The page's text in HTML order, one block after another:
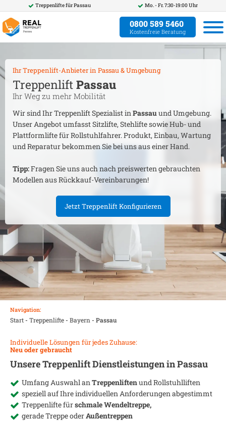
Treppenlifte fürPassau Mo. - Fr. 7:30-19:00 Uhr
0800 589 5460
Kostenfreie Beratung
Ihr Treppenlift-Anbieter in Passau& Umgebung
Treppenlift Passau
Ihr Weg zu mehr Mobilität
Wir sind Ihr Treppenlift Spezialist inPassauund Umgebung.
Unser Angebot umfasst Sitzlifte, Stehlifte sowie Hub- und
Plattformlifte für Rollstuhlfahrer. Produkt, Einbau, Wartung
und Reparatur bekommen Sie bei uns aus einer Hand.
Tipp:Fragen Sie uns auch nach preiswerten gebrauchten
Modellen aus Rückkauf-Vereinbarungen!
Jetzt Treppenlift Konfigurieren
Navigation:
Start- Treppenlifte- Bayern - Passau
Individuelle Lösungen für jedes Zuhause:
Neu oder gebraucht
Unsere Treppenlift Dienstleistungen inPassau
Umfang Auswahl anTreppenliftenund Rollstuhlliften
speziell auf Ihre individuellen Anforderungen abgestimmt
Treppenlifte fürschmale Wendeltreppe,
gerade Treppe oderAußentreppen